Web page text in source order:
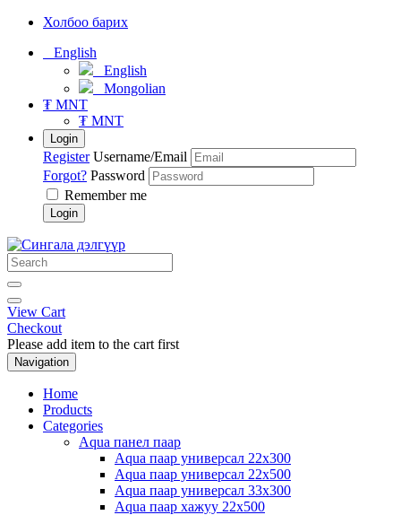
Холбоо барих
English
English
Mongolian
₮ MNT
₮ MNT
Login
Register Username/Email
Forgot? Password
Remember me
Login
View Cart
Checkout
Please add item to the cart first
Navigation
Home
Products
Categories
Aqua панел паар
Aqua паар универсал 22х300
Aqua паар универсал 22х500
Aqua паар универсал 33х300
Aqua паар хажуу 22х500